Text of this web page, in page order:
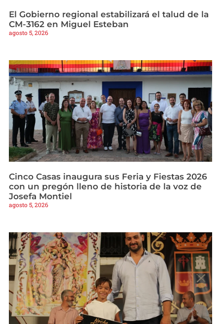
El Gobierno regional estabilizará el talud de la
CM-3162 en Miguel Esteban
agosto 5, 2026
Cinco Casas inaugura sus Feria y Fiestas 2026
con un pregón lleno de historia de la voz de
Josefa Montiel
agosto 5, 2026